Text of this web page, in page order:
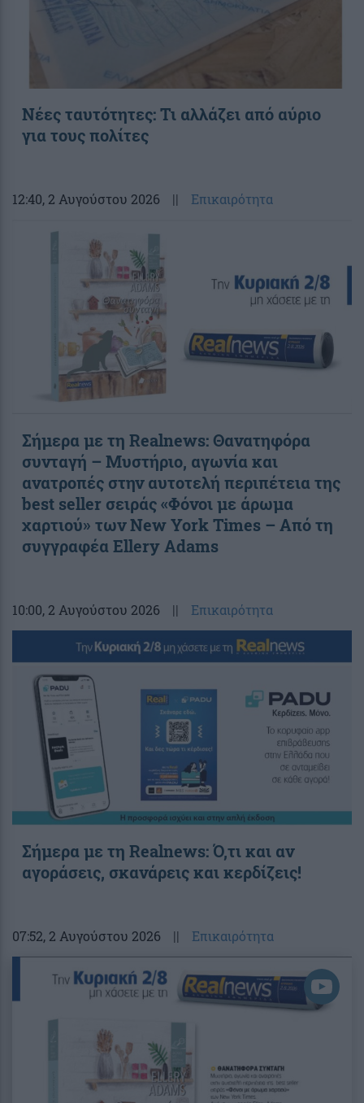
Νέες ταυτότητες: Τι αλλάζει από αύριο
για τους πολίτες
12:40, 2 Αυγούστου 2026 || Επικαιρότητα
Σήμερα με τη Realnews: Θανατηφόρα
συνταγή – Μυστήριο, αγωνία και
ανατροπές στην αυτοτελή περιπέτεια της
best seller σειράς «Φόνοι με άρωμα
χαρτιού» των New York Times – Από τη
συγγραφέα Ellery Adams
10:00, 2 Αυγούστου 2026 || Επικαιρότητα
Σήμερα με τη Realnews: Ό,τι και αν
αγοράσεις, σκανάρεις και κερδίζεις!
07:52, 2 Αυγούστου 2026 || Επικαιρότητα